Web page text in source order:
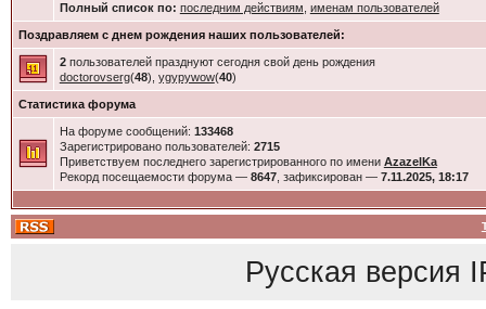
Полный список по: последним действиям именам пользователей
Поздравляем с днем рождения наших пользователей:
2пользователей празднуют сегодня свой день рождения
doctorovserg(48), ygypywow(40)
Статистика форума
На форуме сообщений: 133468
Зарегистрировано пользователей: 2715
Приветствуем последнего зарегистрированного по имени AzazelKa
Рекорд посещаемости форума — 8647, зафиксирован — 7.11.2025, 18:17
Русская версия